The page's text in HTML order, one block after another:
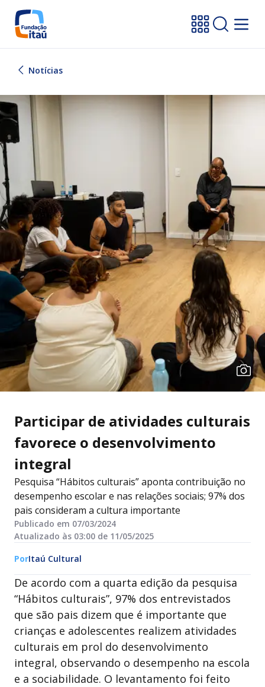
Notícias
Participar de atividades culturais
favorece o desenvolvimento
integral
Pesquisa “Hábitos culturais” aponta contribuição no
desempenho escolar e nas relações sociais; 97% dos
pais consideram a cultura importante
Publicado em 07/03/2024
Atualizado às 03:00 de 11/05/2025
PorItaú Cultural
De acordo com a quarta edição da pesquisa
“Hábitos culturais”, 97% dos entrevistados
que são pais dizem que é importante que
crianças e adolescentes realizem atividades
culturais em prol do desenvolvimento
integral, observando o desempenho na escola
e a sociabilidade. O levantamento foi feito